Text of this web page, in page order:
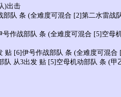
)出击
部队 条 (全难度可混合 [2]第二水雷战
号作战部队 条 (全难度可混合 [5]空母
贴 [6]伊号作战部队 条 (全难度可混合
队 从3出发 贴 [5]空母机动部队 条 (甲